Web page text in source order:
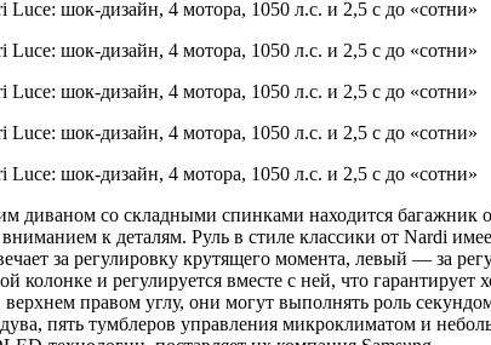
диваном со складными спинками находится
к деталям. Руль в стиле классики от Nardi
за регулировку крутящего момента, левый — за
колонке и регулируется вместе с ней, что
правом углу, они могут выполнять роль
пять тумблеров управления микроклиматом и